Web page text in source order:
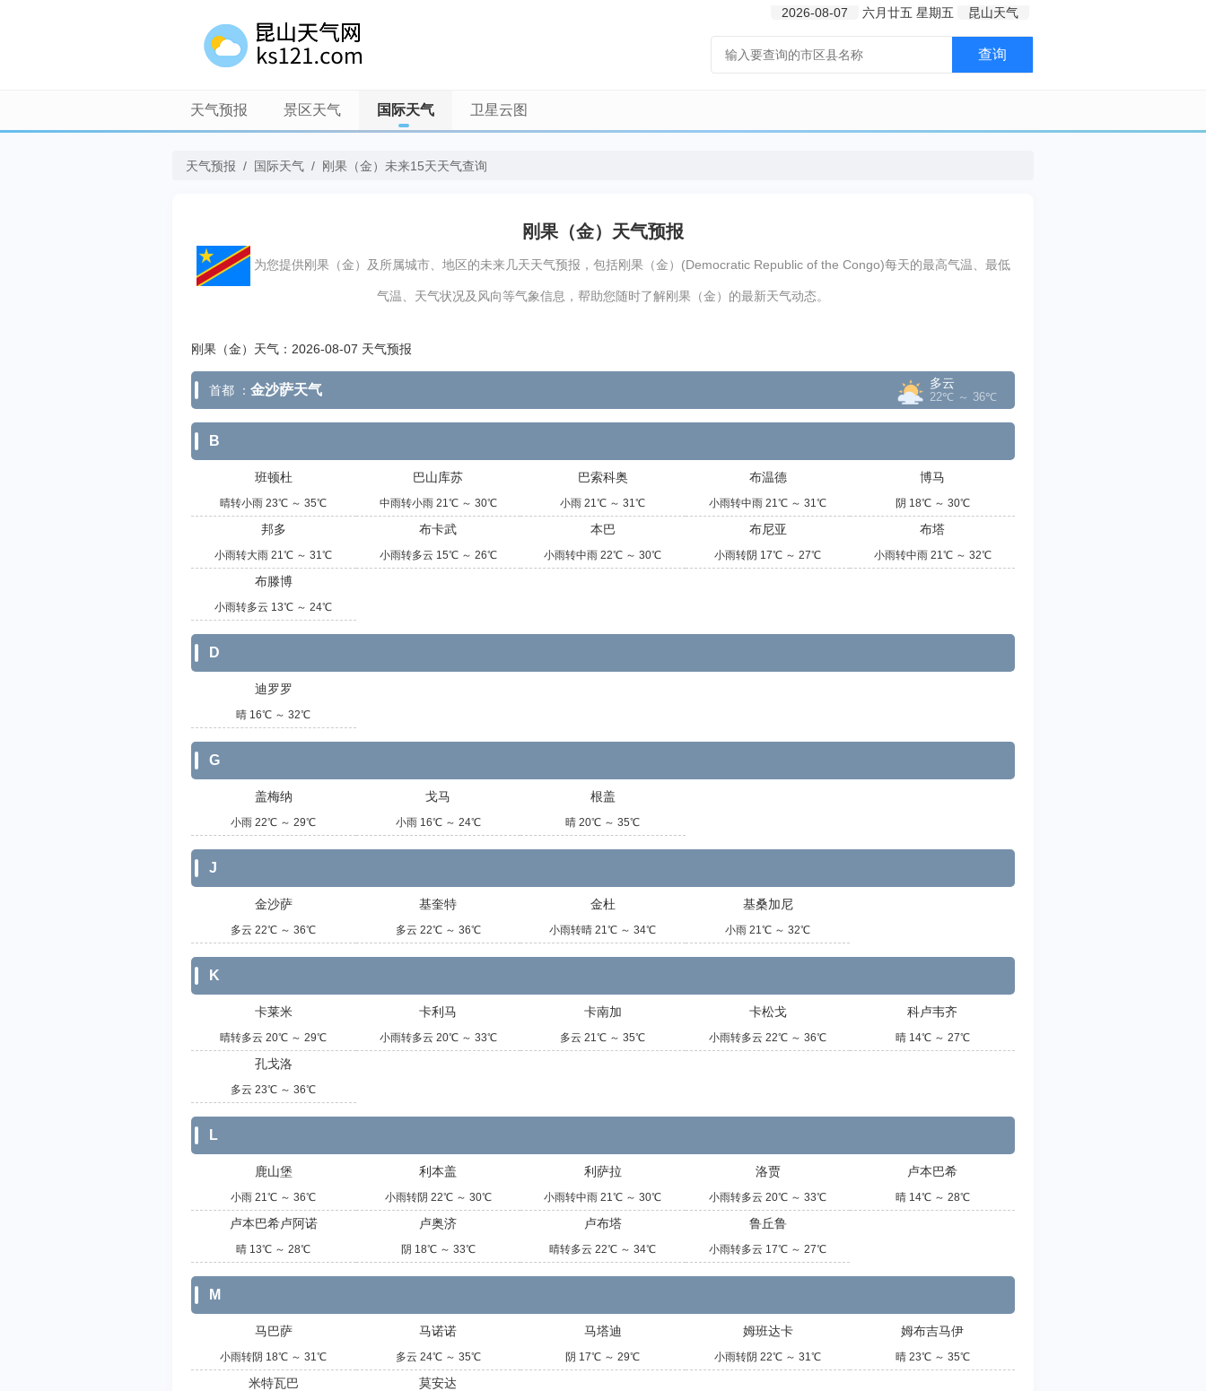
2026-08-07 六月廿五 星期五 昆山天气
查询
天气预报 景区天气 国际天气 卫星云图
天气预报 / 国际天气 / 刚果（金）未来15天天气查询
刚果（金）天气预报
为您提供刚果（金）及所属城市、地区的未来几天天气预报，包括刚果（金）(Democratic Republic of the Congo)每天的最高气温、最低
气温、天气状况及风向等气象信息，帮助您随时了解刚果（金）的最新天气动态。
刚果（金）天气：2026-08-07 天气预报
首都 ： 金沙萨天气 多云
22℃ ～ 36℃
B
班顿杜
晴转小雨 23℃ ～ 35℃
巴山库苏
中雨转小雨 21℃ ～ 30℃
巴索科奥
小雨 21℃ ～ 31℃
布温德
小雨转中雨 21℃ ～ 31℃
博马
阴 18℃ ～ 30℃
邦多
小雨转大雨 21℃ ～ 31℃
布卡武
小雨转多云 15℃ ～ 26℃
本巴
小雨转中雨 22℃ ～ 30℃
布尼亚
小雨转阴 17℃ ～ 27℃
布塔
小雨转中雨 21℃ ～ 32℃
布滕博
小雨转多云 13℃ ～ 24℃
D
迪罗罗
晴 16℃ ～ 32℃
G
盖梅纳
小雨 22℃ ～ 29℃
戈马
小雨 16℃ ～ 24℃
根盖
晴 20℃ ～ 35℃
J
金沙萨
多云 22℃ ～ 36℃
基奎特
多云 22℃ ～ 36℃
金杜
小雨转晴 21℃ ～ 34℃
基桑加尼
小雨 21℃ ～ 32℃
K
卡莱米
晴转多云 20℃ ～ 29℃
卡利马
小雨转多云 20℃ ～ 33℃
卡南加
多云 21℃ ～ 35℃
卡松戈
小雨转多云 22℃ ～ 36℃
科卢韦齐
晴 14℃ ～ 27℃
孔戈洛
多云 23℃ ～ 36℃
L
鹿山堡
小雨 21℃ ～ 36℃
利本盖
小雨转阴 22℃ ～ 30℃
利萨拉
小雨转中雨 21℃ ～ 30℃
洛贾
小雨转多云 20℃ ～ 33℃
卢本巴希
晴 14℃ ～ 28℃
卢本巴希卢阿诺
晴 13℃ ～ 28℃
卢奥济
阴 18℃ ～ 33℃
卢布塔
晴转多云 22℃ ～ 34℃
鲁丘鲁
小雨转多云 17℃ ～ 27℃
M
马巴萨
小雨转阴 18℃ ～ 31℃
马诺诺
多云 24℃ ～ 35℃
马塔迪
阴 17℃ ～ 29℃
姆班达卡
小雨转阴 22℃ ～ 31℃
姆布吉马伊
晴 23℃ ～ 35℃
米特瓦巴 莫安达